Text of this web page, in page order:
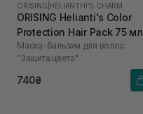
ORISING HELIANTHI'S CHARM
ORISING Helianti's Color
Protection Hair Pack 75 мл
Маска-бальзам для волос
"Защита цвета"
740₴